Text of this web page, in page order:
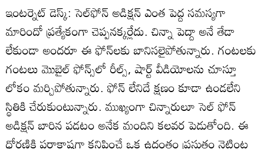
ఇంటర్నెట్ డెస్క్: సెల్‌ఫోన్ అడిక్షన్ ఎంత పెద్ద సమస్యగా
మారిందో ప్రత్యేకంగా చెప్పనక్కర్లేదు. చిన్నా పెద్దా అనే తేడా
లేకుండా అందరూ ఈ ఫోన్‌లకు బానిసలైపోతున్నారు. గంటలకు
గంటలు మొబైల్ ఫోన్స్‌లో రీల్స్, షార్ట్ వీడియోలను చూస్తూ
లోకం మర్చిపోతున్నారు. ఫోన్ లేనిదే క్షణం కూడా ఉండలేని
స్థితికి చేరుకుంటున్నారు. ముఖ్యంగా చిన్నారులూ సెల్‌ ఫోన్
అడిక్షన్‌ బారిన పడటం అనేక మందిని కలవర పెడుతోంది. ఈ
ధోరణికి పరాకాష్ఠగా కనిపించే ఒక ఉదంతం ప్రస్తుతం నెట్టింట